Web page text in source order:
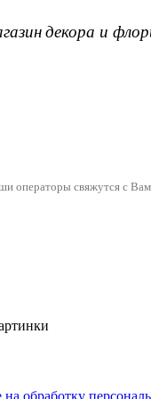
декора и
операторы свяжутся с
на обработку